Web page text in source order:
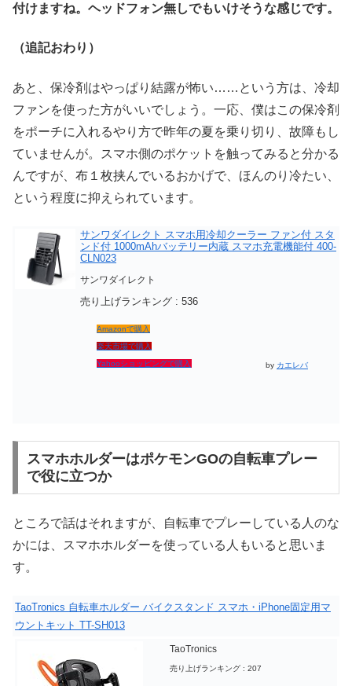
付けますね。ヘッドフォン無しでもいけそうな感じです。
（追記おわり）
あと、保冷剤はやっぱり結露が怖い……という方は、冷却
ファンを使った方がいいでしょう。一応、僕はこの保冷剤
をポーチに入れるやり方で昨年の夏を乗り切り、故障もし
ていませんが。スマホ側のポケットを触ってみると分かる
んですが、布１枚挟んでいるおかげで、ほんのり冷たい、
という程度に抑えられています。
サンワダイレクト スマホ用冷却クーラー ファン付 スタ
ンド付 1000mAhバッテリー内蔵 スマホ充電機能付 400-
CLN023
サンワダイレクト
売り上げランキング : 536
Amazonで購入
楽天市場で購入
Yahooショッピングで購入
by カエレバ
スマホホルダーはポケモンGOの自転車プレー
で役に立つか
ところで話はそれますが、自転車でプレーしている人のな
かには、スマホホルダーを使っている人もいると思いま
す。
TaoTronics 自転車ホルダー バイクスタンド スマホ・iPhone固定用マ
ウントキット TT-SH013
TaoTronics
売り上げランキング : 207